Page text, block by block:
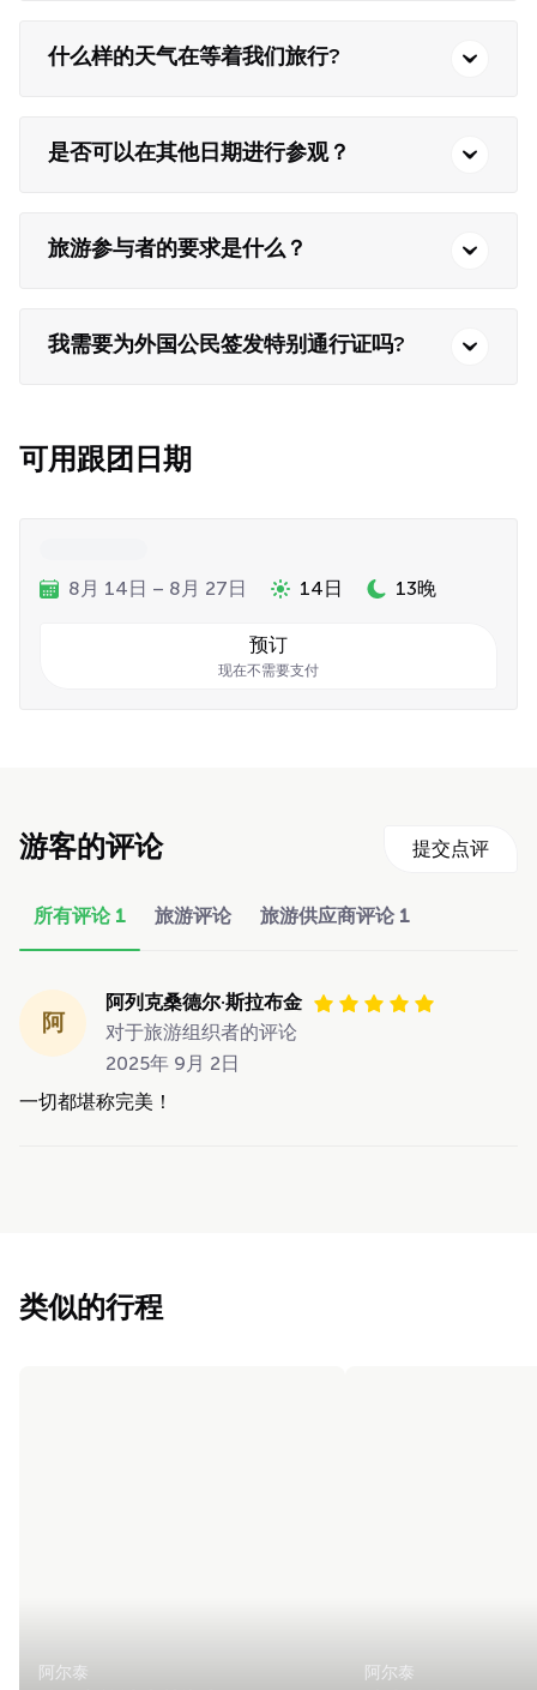
什么样的天气在等着我们旅行?
是否可以在其他日期进行参观？
旅游参与者的要求是什么？
我需要为外国公民签发特别通行证吗?
可用跟团日期
8月 14日 – 8月 27日 14日 13晚
预订
现在不需要支付
游客的评论 提交点评
所有评论 1 旅游评论 旅游供应商评论 1
阿
阿列克桑德尔·斯拉布金
对于旅游组织者的评论
2025年 9月 2日
一切都堪称完美！
类似的行程
阿尔泰
阿尔泰